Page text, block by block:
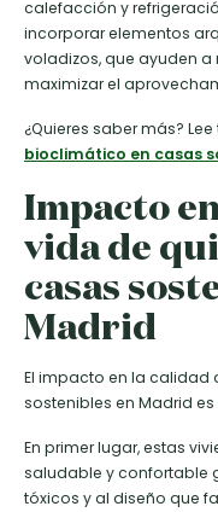
calefacción y
incorporar elementos
voladizos, que ayuden a
maximizar el
¿Quieres saber más?
bioclimático en casas
Impacto
vida de
casas
Madrid
El impacto en la calidad
sostenibles en Madrid es
En primer lugar, estas
saludable y confortable
tóxicos y al diseño que